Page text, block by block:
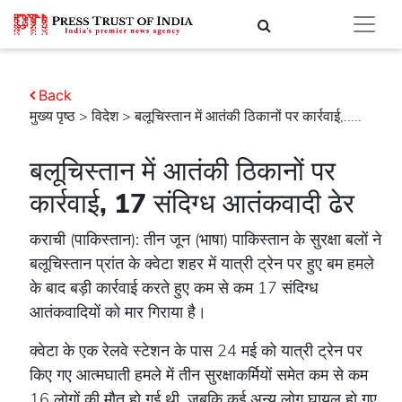
मुख्य पृष्ठ >विदेश> बलूचिस्तान में आतंकी ठिकानों पर कार्रवाई,.....
Back
बलूचिस्तान में आतंकी ठिकानों पर
कार्रवाई, 17 संदिग्ध आतंकवादी ढेर
कराची (पाकिस्तान): तीन जून (भाषा) पाकिस्तान के सुरक्षा बलों ने
बलूचिस्तान प्रांत के क्वेटा शहर में यात्री ट्रेन पर हुए बम हमले
के बाद बड़ी कार्रवाई करते हुए कम से कम 17 संदिग्ध
आतंकवादियों को मार गिराया है।
क्वेटा के एक रेलवे स्टेशन के पास 24 मई को यात्री ट्रेन पर
किए गए आत्मघाती हमले में तीन सुरक्षाकर्मियों समेत कम से कम